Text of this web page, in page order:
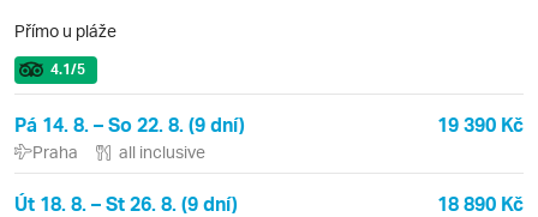
Přímo u pláže
4.1/5
Pá 14. 8. – So 22. 8. (9 dní) 19 390 Kč
Praha all inclusive
Út 18. 8. – St 26. 8. (9 dní) 18 890 Kč